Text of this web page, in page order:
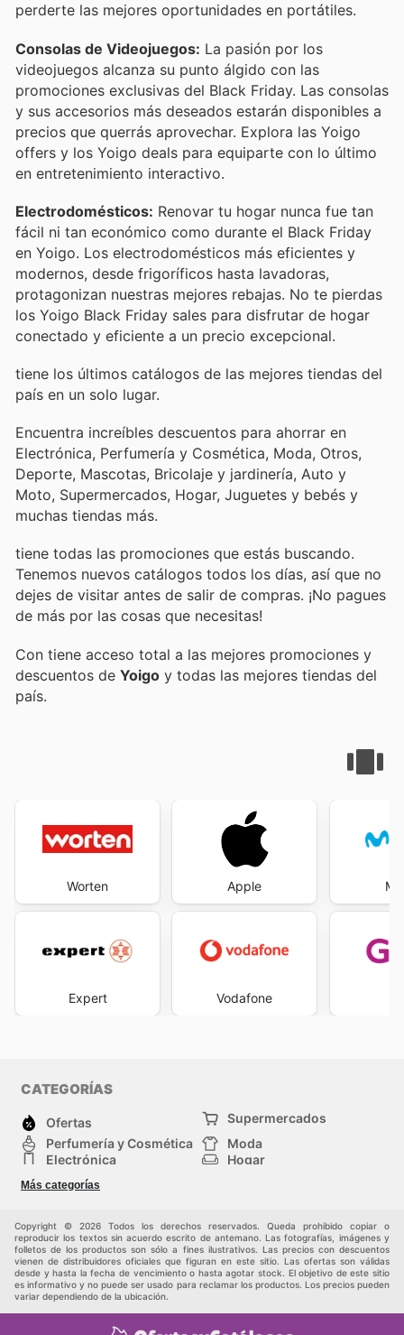
perderte las mejores oportunidades en portátiles.
Consolas de Videojuegos: La pasión por los
videojuegos alcanza su punto álgido con las
promociones exclusivas del Black Friday. Las consolas
y sus accesorios más deseados estarán disponibles a
precios que querrás aprovechar. Explora las Yoigo
offers y los Yoigo deals para equiparte con lo último
en entretenimiento interactivo.
Electrodomésticos: Renovar tu hogar nunca fue tan
fácil ni tan económico como durante el Black Friday
en Yoigo. Los electrodomésticos más eficientes y
modernos, desde frigoríficos hasta lavadoras,
protagonizan nuestras mejores rebajas. No te pierdas
los Yoigo Black Friday sales para disfrutar de hogar
conectado y eficiente a un precio excepcional.
tiene los últimos catálogos de las mejores tiendas del
país en un solo lugar.
Encuentra increíbles descuentos para ahorrar en
Electrónica, Perfumería y Cosmética, Moda, Otros,
Deporte, Mascotas, Bricolaje y jardinería, Auto y
Moto, Supermercados, Hogar, Juguetes y bebés y
muchas tiendas más.
tiene todas las promociones que estás buscando.
Tenemos nuevos catálogos todos los días, así que no
dejes de visitar antes de salir de compras. ¡No pagues
de más por las cosas que necesitas!
Con tiene acceso total a las mejores promociones y
descuentos de Yoigo y todas las mejores tiendas del
país.
Worten
Expert
Apple
Vodafone
CATEGORÍAS
Ofertas
Supermercados
Perfumería y Cosmética
Moda
Electrónica
Hogar
Deporte
Juguetes y bebés
Más categorías
Copyright © 2026 Todos los derechos reservados. Queda prohibido copiar o
reproducir los textos sin acuerdo escrito de antemano. Las fotografías, imágenes y
folletos de los productos son sólo a fines ilustrativos. Las precios con descuentos
vienen de distribuidores oficiales que figuran en este sitio. Las ofertas son válidas
desde y hasta la fecha de vencimiento o hasta agotar stock. El objetivo de este sitio
es informativo y no puede ser usado para reclamar los productos. Los precios pueden
variar dependiendo de la ubicación.